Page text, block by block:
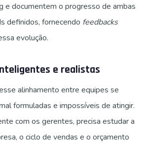
e documentem o progresso de ambas
definidos, fornecendo feedbacks
evolução.
e realistas
alinhamento entre equipes se
formuladas e impossíveis de atingir.
com os gerentes, precisa estudar a
o ciclo de vendas e o orçamento